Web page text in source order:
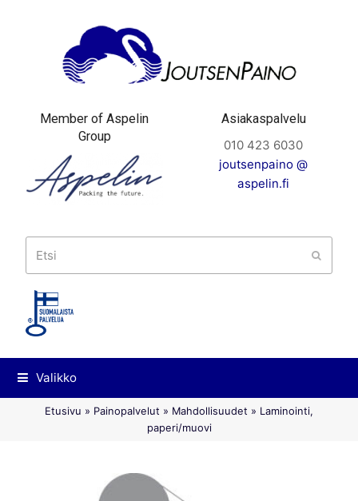
Member of Aspelin
Group
Asiakaspalvelu
010 423 6030
joutsenpaino @
aspelin.fi
Valikko
Etusivu » Painopalvelut » Mahdollisuudet » Laminointi,
paperi/muovi